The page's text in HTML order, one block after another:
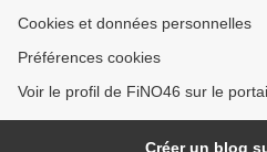
Cookies et données personnelles
Préférences cookies
Voir le profil de FiNO46 sur le
Créer un blog